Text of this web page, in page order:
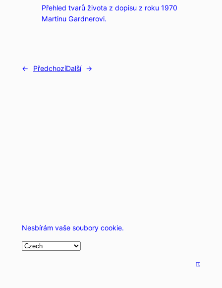
Přehled tvarů života z dopisu z roku 1970
Martinu Gardnerovi.
← PředchozíDalší →
Nesbírám vaše soubory cookie.
π